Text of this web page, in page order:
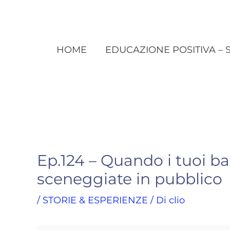
HOME EDUCAZIONE POSITIVA –
Ep.124 – Quando i tuoi
sceneggiate in pubblico
/ STORIE & ESPERIENZE / Di clio